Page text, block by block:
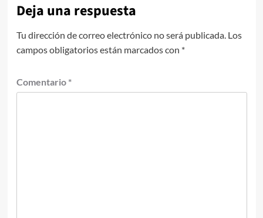
Deja una respuesta
Tu dirección de correo electrónico no será publicada. Los
campos obligatorios están marcados con *
Comentario *